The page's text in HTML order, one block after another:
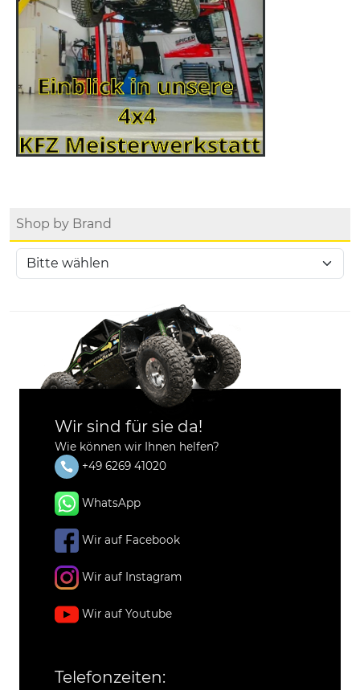
Shop by Brand
Wir sind für sie da!
Wie können wir Ihnen helfen?
+49 6269 41020
WhatsApp
Wir auf Facebook
Wir auf Instagram
Wir auf Youtube
Telefonzeiten: